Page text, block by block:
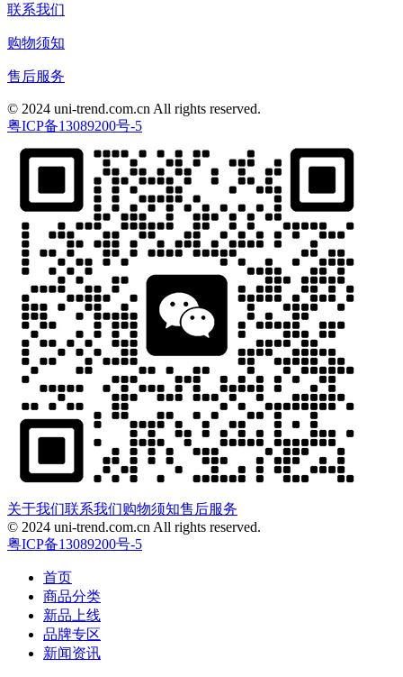
联系我们
购物须知
售后服务
© 2024 uni-trend.com.cn All rights reserved.
粤ICP备13089200号-5
关于我们联系我们购物须知售后服务
© 2024 uni-trend.com.cn All rights reserved.
粤ICP备13089200号-5
首页
商品分类
新品上线
品牌专区
新闻资讯